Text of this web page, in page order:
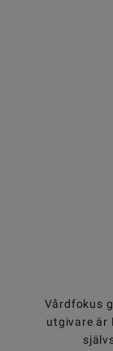
Vårdfokus
utgivare är